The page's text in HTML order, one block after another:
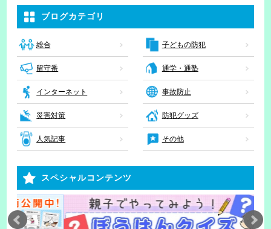
ブログカテゴリ
総合 子どもの防犯
留守番 通学・通塾
インターネット 事故防止
災害対策 防犯グッズ
人気記事 その他
スペシャルコンテンツ